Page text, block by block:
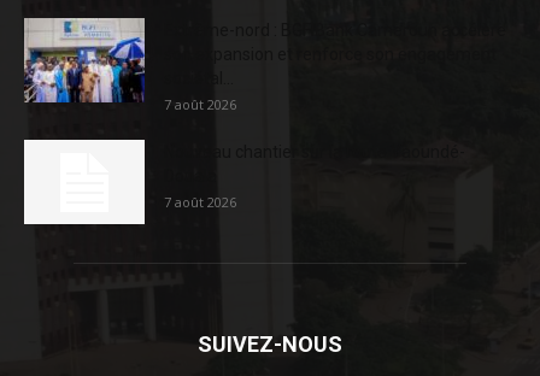
7 août 2026
7 août 2026
SUIVEZ-NOUS